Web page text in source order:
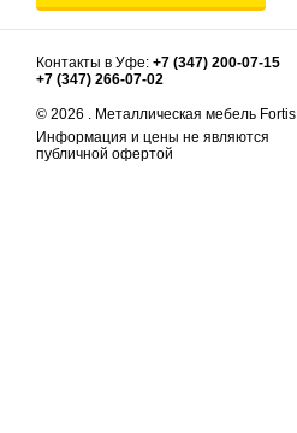
Контакты в Уфе: +7 (347) 200-07-15
+7 (347) 266-07-02
© 2026 . Металлическая мебель Fortis
Информация и цены не являются
публичной офертой